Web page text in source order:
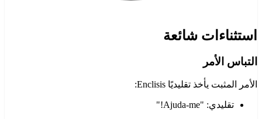
استثناءات شائعة
التباس الأمر
الأمر المثبت يأخذ تقليديًا Enclisis:
تقليدي: "Ajuda-me!"